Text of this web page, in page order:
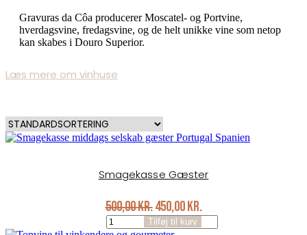
Gravuras da Côa producerer Moscatel- og Portvine,
hverdagsvine, fredagsvine, og de helt unikke vine som netop
kan skabes i Douro Superior.
Læs mere om vinhuse
Smagekasse Gæster
500,00kr.Original
price
450,00kr.Current
Smagekasse
Gæster
Tilføj til kurv